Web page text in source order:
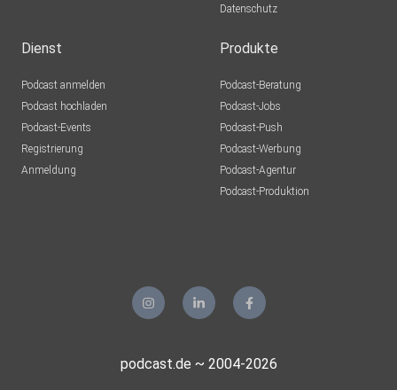
Datenschutz
Dienst
Podcast anmelden
Podcast hochladen
Podcast-Events
Registrierung
Anmeldung
Produkte
Podcast-Beratung
Podcast-Jobs
Podcast-Push
Podcast-Werbung
Podcast-Agentur
Podcast-Produktion
podcast.de ~ 2004-2026